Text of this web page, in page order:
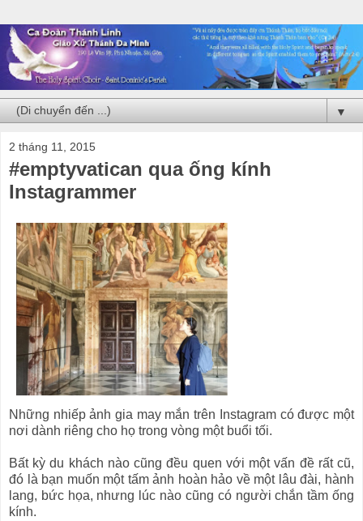
▼
2 tháng 11, 2015
#emptyvatican qua ống kính
Instagrammer
Những nhiếp ảnh gia may mắn trên Instagram có được một
nơi dành riêng cho họ trong vòng một buổi tối.
Bất kỳ du khách nào cũng đều quen với một vấn đề rất cũ,
đó là bạn muốn một tấm ảnh hoàn hảo về một lâu đài, hành
lang, bức họa, nhưng lúc nào cũng có người chắn tầm ống
kính.